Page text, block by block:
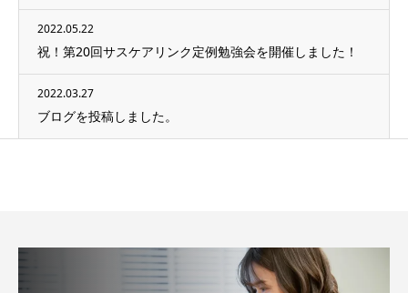
2022.05.22
祝！第20回サスケアリンク定例勉強会を開催しました！
2022.03.27
ブログを投稿しました。